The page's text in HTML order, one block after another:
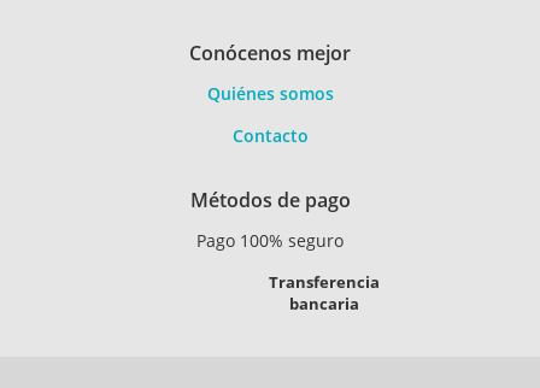
Conócenos mejor
Quiénes somos
Contacto
Métodos de pago
Pago 100% seguro
Transferencia
bancaria